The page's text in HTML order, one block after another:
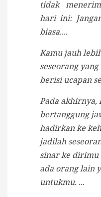
tidak
hari ini:
biasa....
Kamu jauh
seseorang
berisi ucapan
Pada akhirnya,
bertanggung
hadirkan ke
jadilah
sinar ke
ada orang lain
untukmu. ...